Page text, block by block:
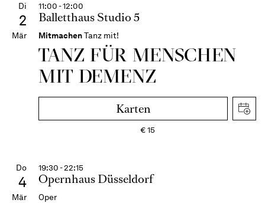
Di
2
Mär
11:00 - 12:00
Balletthaus Studio 5
MitmachenTanz mit!
TANZ FÜR MENSCHEN
MIT DEMENZ
Karten
€15
Do
4
Mär
19:30 - 22:15
Opernhaus Düsseldorf
Oper